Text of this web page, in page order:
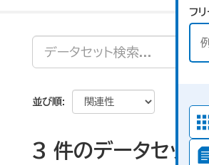
フ
並び順
3 件のデータセッ